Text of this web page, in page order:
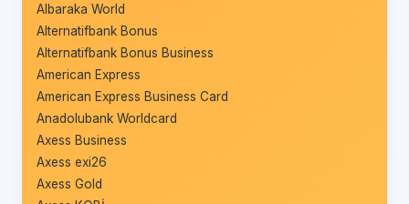
Albaraka World
Alternatifbank Bonus
Alternatifbank Bonus Business
American Express
American Express Business Card
Anadolubank Worldcard
Axess Business
Axess exi26
Axess Gold